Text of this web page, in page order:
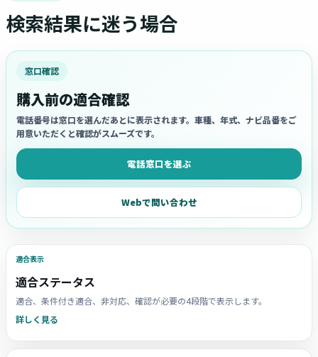
検索結果に迷う場合
窓口確認
購入前の適合確認
電話番号は窓口を選んだあとに表示されます。車種、年式、ナビ品番をご
用意いただくと確認がスムーズです。
電話窓口を選ぶ
Webで問い合わせ
適合表示
適合ステータス
適合、条件付き適合、非対応、確認が必要の4段階で表示します。
詳しく見る